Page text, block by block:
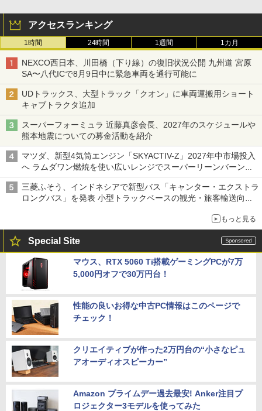
アクセスランキング
1時間 24時間 1週間 1カ月
NEXCO西日本、川田橋（下り線）の復旧状況公開 九州道 宮原
SA〜八代ICで8月9日中に緊急車両を通行可能に
UDトラックス、大型トラック「クオン」に車両運搬用ショート
キャブトラクタ追加
スーパーフォーミュラ 近藤真彦会長、2027年のスケジュールや
熊本地震についての募金活動を紹介
マツダ、新型4気筒エンジン「SKYACTIV-Z」2027年中市場投入
へ ラムダワン燃焼を使い広いレンジでスーパーリーンバーン燃
焼を実現
三菱ふそう、インドネシアで新型バス「キャンター・エクストラ
ロングバス」を発表 小型トラックベースの観光・旅客輸送向け
もっと見る
Special Site
マウス、RTX 5060 Ti搭載ゲーミングPCが7万
5,000円オフで30万円台！
性能の良いお得な中古PC情報はこのページで
チェック！
クリエイティブが作った2万円台の“小さなピュ
アオーディオスピーカー”
Amazon プライムデー過去最安! Anker注目プ
ロジェクター3モデルを使ってみた